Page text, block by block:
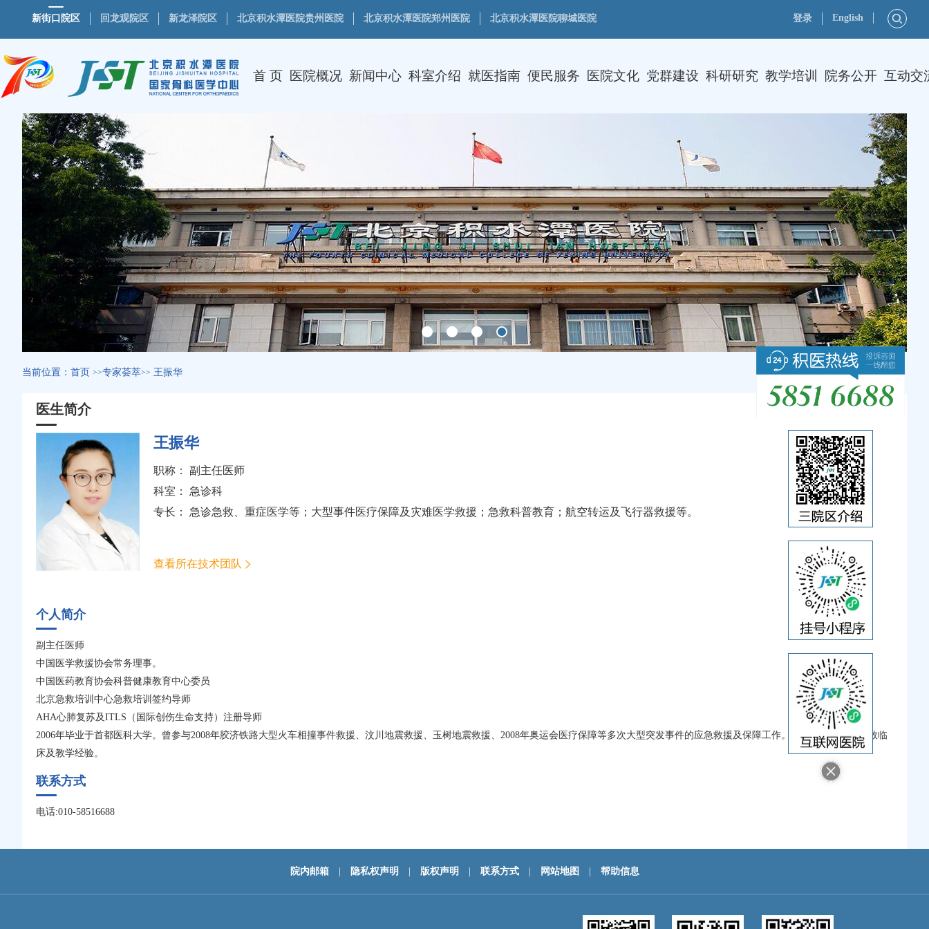
新街口院区 回龙观院区 新龙泽院区 北京积水潭医院贵州医院 北京积水潭医院郑州医院 北京积水潭医院聊城医院 登录 English
首 页 医院概况 新闻中心 科室介绍 就医指南 便民服务 医院文化 党群建设 科研研究 教学培训 院务公开 互动交
当前位置： 首页 >>专家荟萃>> 王振华
医生简介
王振华
职称： 副主任医师
科室： 急诊科
专长： 急诊急救、重症医学等；大型事件医疗保障及灾难医学救援；急救科普教育；航空转运及飞行器救援等。
查看所在技术团队
个人简介
副主任医师
中国医学救援协会常务理事。
中国医药教育协会科普健康教育中心委员
北京急救培训中心急救培训签约导师
AHA心肺复苏及ITLS（国际创伤生命支持）注册导师
2006年毕业于首都医科大学。曾参与2008年胶济铁路大型火车相撞事件救援、汶川地震救援、玉树地震救援、2008年奥运会医疗保障等多次大型突发事件的应急救援及保障工作。具有丰富的急诊急救临
床及教学经验。
联系方式
电话:010-58516688
院内邮箱 隐私权声明 版权声明 联系方式 网站地图 帮助信息